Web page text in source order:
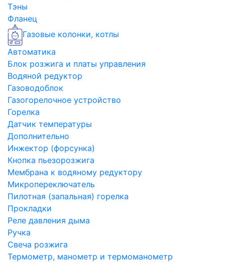
Тэны
Фланец
Газовые колонки, котлы
Автоматика
Блок розжига и платы управления
Водяной редуктор
Газоводоблок
Газогорелочное устройство
Горелка
Датчик температуры
Дополнительно
Инжектор (форсунка)
Кнопка пьезорозжига
Мембрана к водяному редуктору
Микропереключатель
Пилотная (запальная) горелка
Прокладки
Реле давления дыма
Ручка
Свеча розжига
Термометр, манометр и термоманометр